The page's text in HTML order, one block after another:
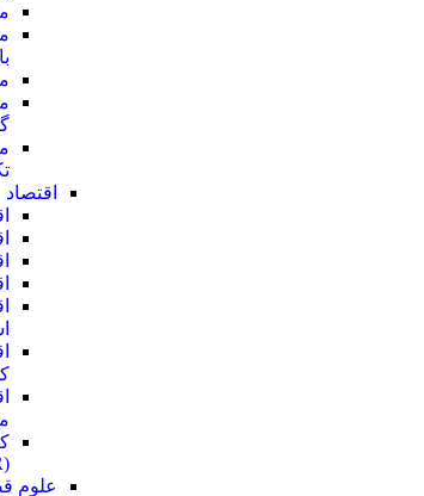
اقتصاد
(COMFAR)
علوم